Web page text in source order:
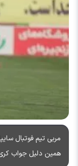
مربی تیم فوتبال
همین دلیل جواب